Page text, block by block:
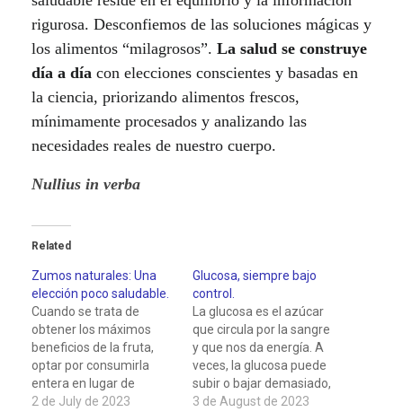
rigurosa. Desconfiemos de las soluciones mágicas y
los alimentos “milagrosos”. La salud se construye
día a día con elecciones conscientes y basadas en
la ciencia, priorizando alimentos frescos,
mínimamente procesados y analizando las
necesidades reales de nuestro cuerpo.
Nullius in verba
Related
Zumos naturales: Una
elección poco saludable.
Cuando se trata de
obtener los máximos
beneficios de la fruta,
optar por consumirla
entera en lugar de
preparar zumo en casa
2 de July de 2023
Glucosa, siempre bajo
control.
La glucosa es el azúcar
que circula por la sangre
y que nos da energía. A
veces, la glucosa puede
subir o bajar demasiado,
y eso no es bueno para
3 de August de 2023